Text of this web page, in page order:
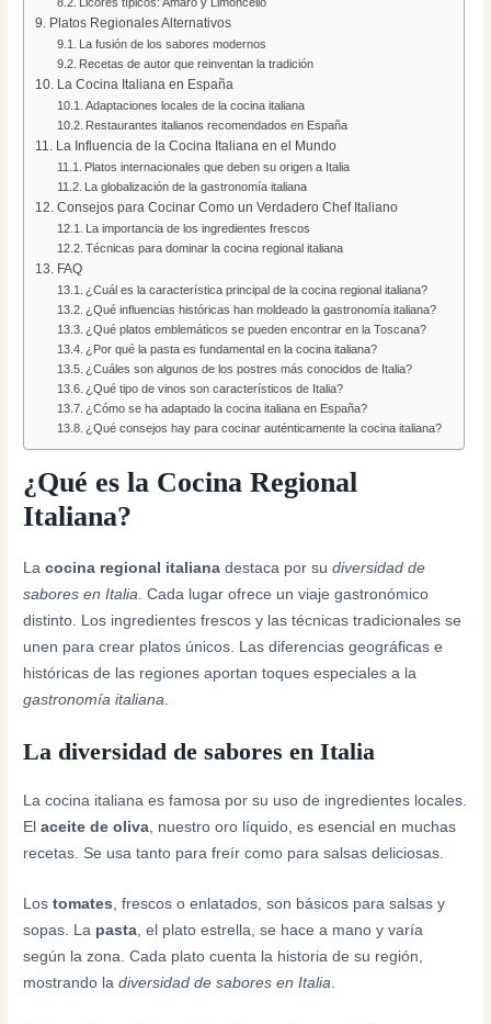
Platos Regionales Alternativos
La fusión de los sabores modernos
Recetas de autor que reinventan la tradición
La Cocina Italiana en España
Adaptaciones locales de la cocina italiana
Restaurantes italianos recomendados en España
La Influencia de la Cocina Italiana en el Mundo
Platos internacionales que deben su origen a Italia
La globalización de la gastronomía italiana
Consejos para Cocinar Como un Verdadero Chef Italiano
La importancia de los ingredientes frescos
Técnicas para dominar la cocina regional italiana
FAQ
¿Cuál es la característica principal de la cocina regional italiana?
¿Qué influencias históricas han moldeado la gastronomía italiana?
¿Qué platos emblemáticos se pueden encontrar en la Toscana?
¿Por qué la pasta es fundamental en la cocina italiana?
¿Cuáles son algunos de los postres más conocidos de Italia?
¿Qué tipo de vinos son característicos de Italia?
¿Cómo se ha adaptado la cocina italiana en España?
¿Qué consejos hay para cocinar auténticamente la cocina italiana?
¿Qué es la Cocina Regional
Italiana?
Lacocina regional italiana destaca por sudiversidad de
sabores en Italia . Cada lugar ofrece un viaje gastronómico
distinto. Los ingredientes frescos y las técnicas tradicionales se
unen para crear platos únicos. Las diferencias geográficas e
históricas de las regiones aportan toques especiales a la
gastronomía italiana
La diversidad de sabores en Italia
La cocina italiana es famosa por su uso de ingredientes locales.
Elaceite de oliva , nuestro oro líquido, es esencial en muchas
recetas. Se usa tanto para freír como para salsas deliciosas.
Lostomates , frescos o enlatados, son básicos para salsas y
sopas. La pasta , el plato estrella, se hace a mano y varía
según la zona. Cada plato cuenta la historia de su región,
mostrando ladiversidad de sabores en Italia